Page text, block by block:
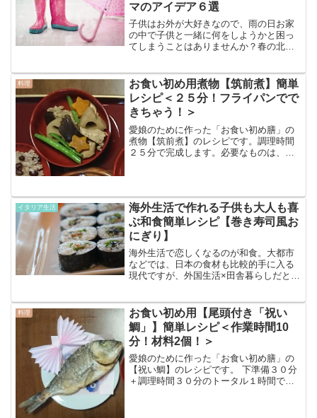
マのアイデア６選
子供はお外が大好きなので、雨の日お家
の中で子供と一緒に何をしようかと困っ
てしまうことはありませんか？春の北イ
うか困ることがあります。もう少し大き
くなると一つのことに集中...
料理
お食い初め用煮物【筑前煮】簡単
レシピ＜２５分！フライパンでで
きちゃう！＞
愛娘のために作った「お食い初め膳」の
煮物【筑前煮】のレシピです。調理時間
２５分で完成します。必要なものは、鶏
住だし、大変そうなの...
イタリア生活
海外生活で作れる子供も大人も喜
ぶ和食簡単レシピ【巻き寿司風お
にぎり】
海外生活で恋しくなるのが和食。大都市
などでは、日本の食材も比較的手に入る
現代ですが、外国生活×田舎暮らしだとな
ものが限られる。。。でも和食が食べた
い！子供にも、旦那にも...
料理
お食い初め用【尾頭付き「祝い
鯛」】簡単レシピ＜作業時間10
分！材料2個！＞
愛娘のために作った「お食い初め膳」の
【祝い鯛】のレシピです。 下準備３０分
＋調理時間３０分のトータル１時間で完